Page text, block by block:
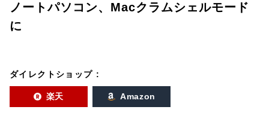
ノートパソコン、Macクラムシェルモード
に
ダイレクトショップ :
楽天 Amazon